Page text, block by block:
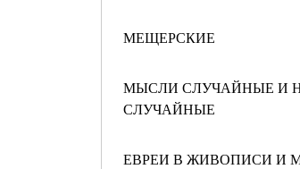
МЕЩЕРСКИЕ
МЫСЛИ СЛУЧАЙНЫЕ И
СЛУЧАЙНЫЕ
ЕВРЕИ В ЖИВОПИСИ И